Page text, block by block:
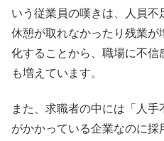
いう従業員の嘆きは、人員不
休憩が取れなかったり残業
化することから、職場に不信
も増えています。
また、求職者の中には「人
がかかっている企業なのに